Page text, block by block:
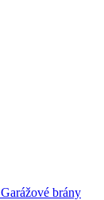
Garážové brány